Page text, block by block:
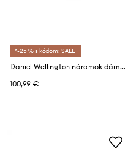
*-25 % s kódom: SALE
Daniel Wellington náramok dámsky z nehrdzavejúcej ocele
100,99 €